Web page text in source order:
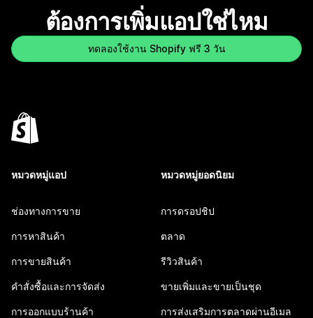
ต้องการเพิ่มแอปใช่ไหม
ทดลองใช้งาน Shopify ฟรี 3 วัน
หมวดหมู่แอป
ช่องทางการขาย
การหาสินค้า
การขายสินค้า
คำสั่งซื้อและการจัดส่ง
การออกแบบร้านค้า
หมวดหมู่ยอดนิยม
การดรอปชิป
ตลาด
รีวิวสินค้า
ขายเพิ่มและขายเป็นชุด
การส่งเสริมการตลาดผ่านอีเมล